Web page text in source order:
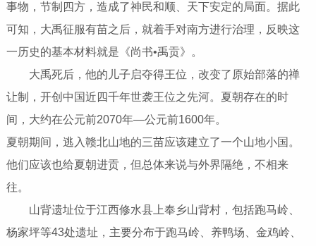
事物，节制四方，造成了神民和顺、天下安定的局面。据此
可知，大禹征服有苗之后，就着手对南方进行治理，反映这
一历史的基本材料就是《尚书•禹贡》。
大禹死后，他的儿子启夺得王位，改变了原始部落的禅
让制，开创中国近四千年世袭王位之先河。夏朝存在的时
间，大约在公元前2070年—公元前1600年。
夏朝期间，逃入赣北山地的三苗应该建立了一个山地小国。
他们应该也给夏朝进贡，但总体来说与外界隔绝，不相来
往。
山背遗址位于江西修水县上奉乡山背村，包括跑马岭、
杨家坪等43处遗址，主要分布于跑马岭、养鸭场、金鸡岭、